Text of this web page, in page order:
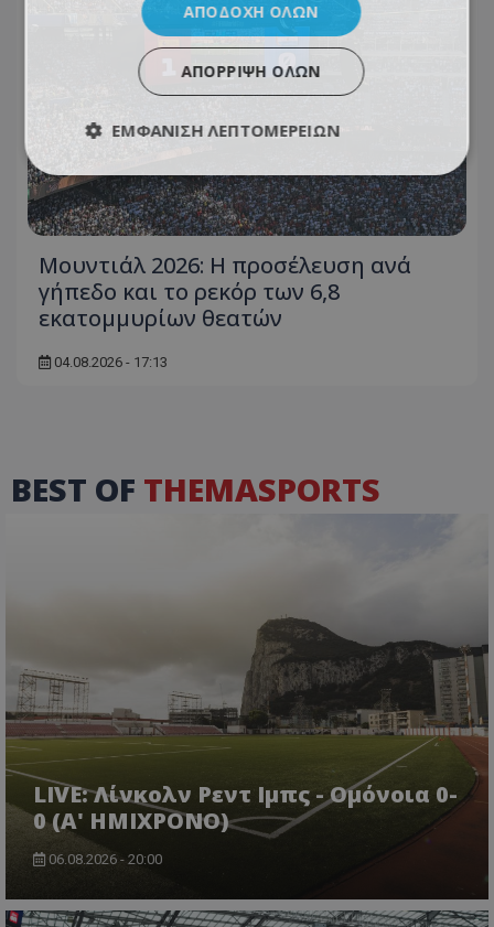
Μουντιάλ 2026: Η προσέλευση ανά
γήπεδο και το ρεκόρ των 6,8
εκατομμυρίων θεατών
04.08.2026 - 17:13
BEST OF THEMASPORTS
LIVE: Λίνκολν Ρεντ Ιμπς - Ομόνοια 0-
0 (Α' ΗΜΙΧΡΟΝΟ)
06.08.2026 - 20:00
ΑΠΟΔΟΧΉ ΌΛΩΝ
ΑΠΌΡΡΙΨΗ ΌΛΩΝ
ΕΜΦΆΝΙΣΗ ΛΕΠΤΟΜΕΡΕΙΏΝ